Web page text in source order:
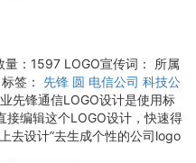
量：1597 LOGO宣传词：
所属
标签： 先锋 圆 电信公司 科技公
先锋通信LOGO设计是使用标
接编辑这个LOGO设计，快速得
去设计”去生成个性的公司logo